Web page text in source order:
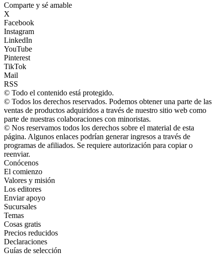
Comparte y sé amable
X
Facebook
Instagram
LinkedIn
YouTube
Pinterest
TikTok
Mail
RSS
© Todo el contenido está protegido.
© Todos los derechos reservados. Podemos obtener una parte de las
ventas de productos adquiridos a través de nuestro sitio web como
parte de nuestras colaboraciones con minoristas.
© Nos reservamos todos los derechos sobre el material de esta
página. Algunos enlaces podrían generar ingresos a través de
programas de afiliados. Se requiere autorización para copiar o
reenviar.
Conócenos
El comienzo
Valores y misión
Los editores
Enviar apoyo
Sucursales
Temas
Cosas gratis
Precios reducidos
Declaraciones
Guías de selección